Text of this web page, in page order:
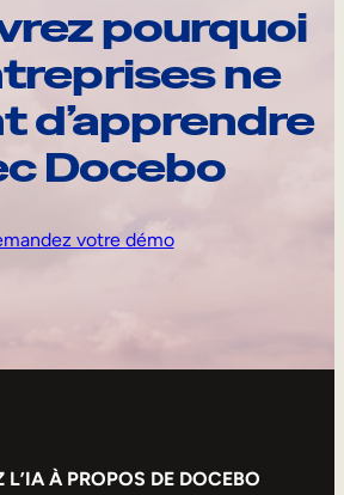
pourquoi
ne
d’apprendre
Docebo
votre démo
L’IA À PROPOS DE DOCEBO